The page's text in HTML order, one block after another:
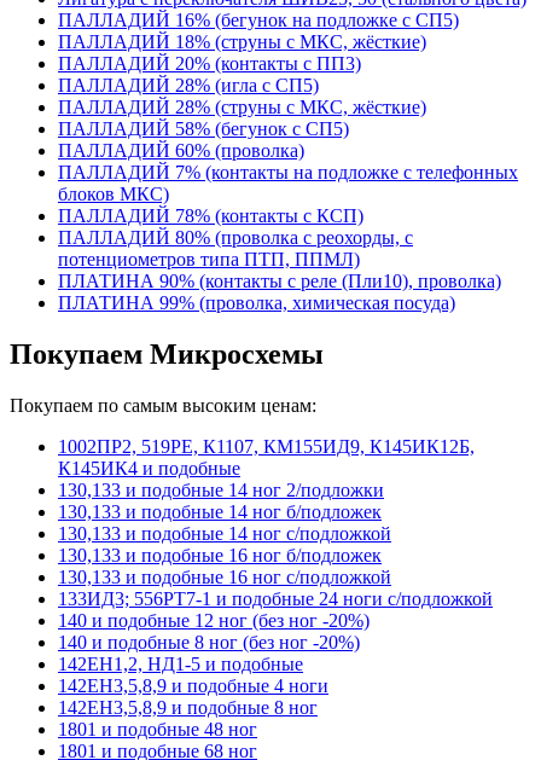
ПАЛЛАДИЙ 16% (бегунок на подложке с СП5)
ПАЛЛАДИЙ 18% (струны с МКС, жёсткие)
ПАЛЛАДИЙ 20% (контакты с ПП3)
ПАЛЛАДИЙ 28% (игла с СП5)
ПАЛЛАДИЙ 28% (струны с МКС, жёсткие)
ПАЛЛАДИЙ 58% (бегунок с СП5)
ПАЛЛАДИЙ 60% (проволка)
ПАЛЛАДИЙ 7% (контакты на подложке с телефонных
блоков МКС)
ПАЛЛАДИЙ 78% (контакты с КСП)
ПАЛЛАДИЙ 80% (проволка с реохорды, с
потенциометров типа ПТП, ППМЛ)
ПЛАТИНА 90% (контакты с реле (Пли10), проволка)
ПЛАТИНА 99% (проволка, химическая посуда)
Покупаем Микросхемы
Покупаем по самым высоким ценам:
1002ПР2, 519РЕ, К1107, КМ155ИД9, К145ИК12Б,
К145ИК4 и подобные
130,133 и подобные 14 ног 2/подложки
130,133 и подобные 14 ног б/подложек
130,133 и подобные 14 ног с/подложкой
130,133 и подобные 16 ног б/подложек
130,133 и подобные 16 ног с/подложкой
133ИД3; 556РТ7-1 и подобные 24 ноги с/подложкой
140 и подобные 12 ног (без ног -20%)
140 и подобные 8 ног (без ног -20%)
142ЕН1,2, НД1-5 и подобные
142ЕН3,5,8,9 и подобные 4 ноги
142ЕН3,5,8,9 и подобные 8 ног
1801 и подобные 48 ног
1801 и подобные 68 ног